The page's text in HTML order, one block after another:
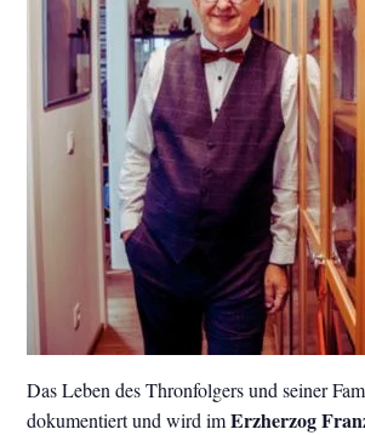
Das Leben des Thronfolgers und seiner
dokumentiert und wird imErzherzog